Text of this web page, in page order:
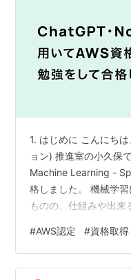
1. はじめに こんにち
ョン) 推進室の小久保
Machine Learning -
格しました。 機械学
ものの、仕組みや出来
習のスキルを身につけ
い、学習を進めまし
用しつつ、ChatGPT
#AWS認定 #資格取得